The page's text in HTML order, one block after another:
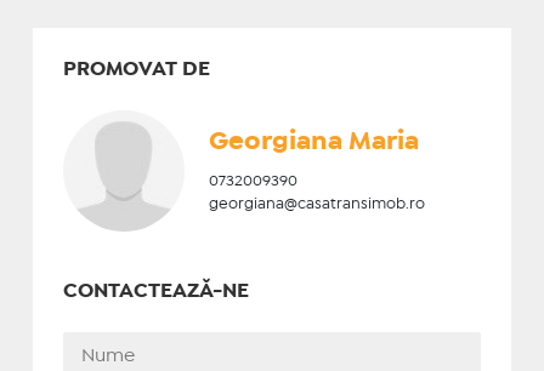
PROMOVAT DE
Georgiana Maria
0732009390
georgiana@casatransimob.ro
CONTACTEAZĂ-NE